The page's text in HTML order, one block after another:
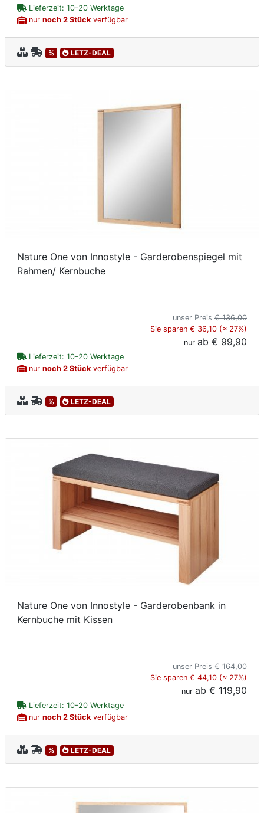
Lieferzeit: 10-20 Werktage
nur noch 2 Stückverfügbar
% LETZ-DEAL
Nature One von Innostyle - Garderobenspiegel mit
Rahmen/ Kernbuche
unser Preis € 136,00
Sie sparen € 36,10 (≈ 27%)
nur ab € 99,90
Lieferzeit: 10-20 Werktage
nur noch 2 Stückverfügbar
% LETZ-DEAL
Nature One von Innostyle - Garderobenbank in
Kernbuche mit Kissen
unser Preis € 164,00
Sie sparen € 44,10 (≈ 27%)
nur ab € 119,90
Lieferzeit: 10-20 Werktage
nur noch 2 Stückverfügbar
% LETZ-DEAL